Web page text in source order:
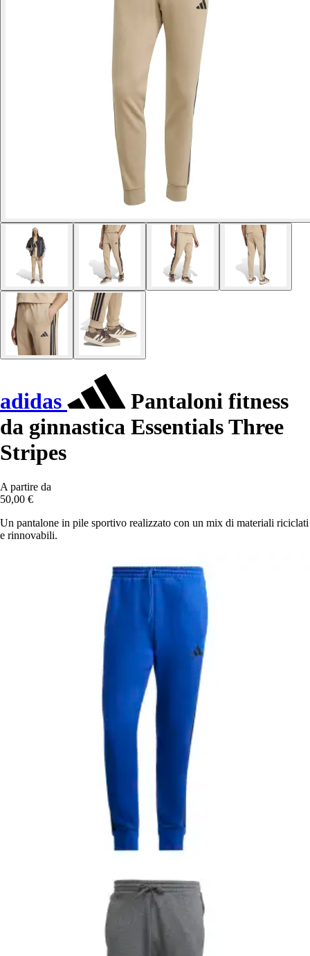
adidas
Pantaloni fitness
da ginnastica Essentials Three
Stripes
A partire da
50,00 €
Un pantalone in pile sportivo realizzato con un mix di materiali riciclati
e rinnovabili.